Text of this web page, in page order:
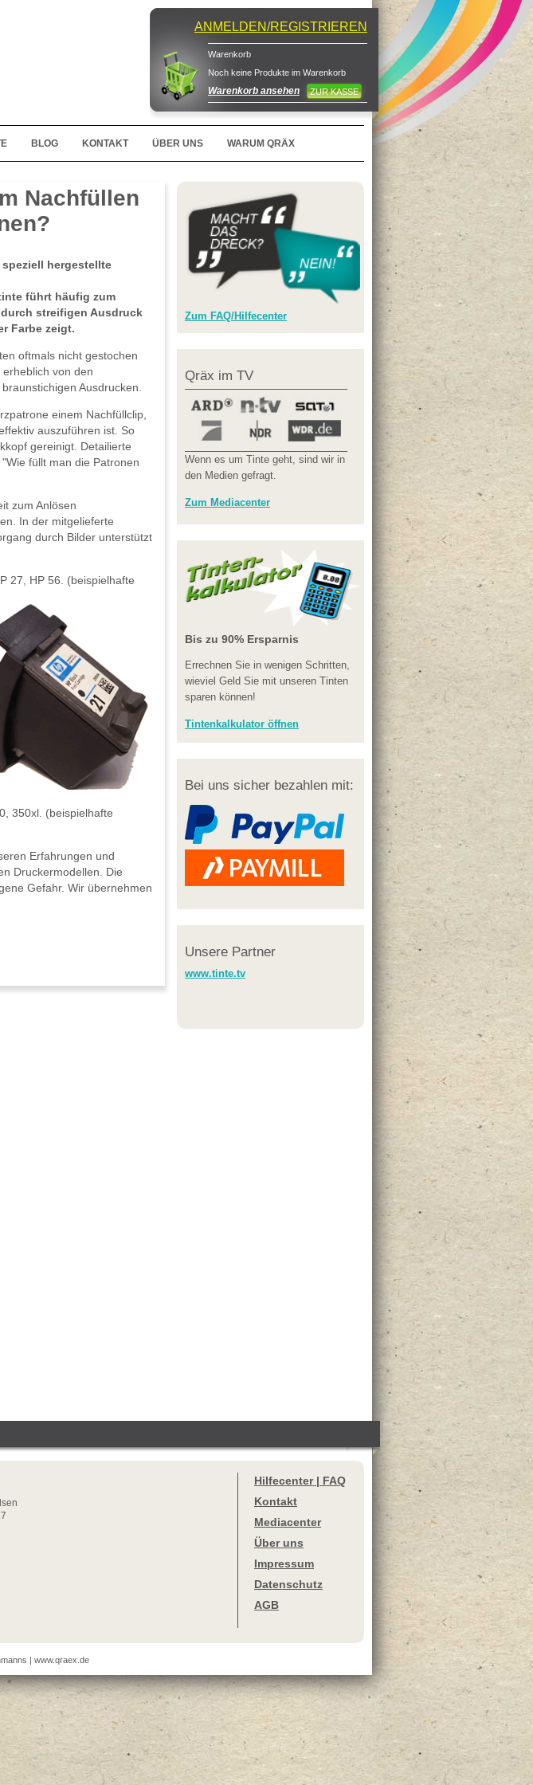
ANMELDEN/REGISTRIEREN
Warenkorb
Noch keine Produkte im Warenkorb
Warenkorb ansehen ZUR KASSE
BLOG KONTAKT ÜBER UNS WARUM QRÄX
Nachfüllen
hergestellte
führt häufig zum
streifigen Ausdruck
Farbe zeigt.
oftmals nicht gestochen
von den
Ausdrucken.
einem Nachfüllclip,
auszuführen ist. So
gereinigt. Detailierte
füllt man die Patronen
zum Anlösen
In der mitgelieferte
durch Bilder unterstützt
27, HP 56. (beispielhafte
350xl. (beispielhafte
Erfahrungen und
Druckermodellen. Die
Gefahr. Wir übernehmen
Zum FAQ/Hilfecenter
Qräx im TV
Wenn es um Tinte geht, sind wir in
den Medien gefragt.
Zum Mediacenter
Bis zu 90% Ersparnis
Errechnen Sie in wenigen Schritten,
wieviel Geld Sie mit unseren Tinten
sparen können!
Tintenkalkulator öffnen
Bei uns sicher bezahlen mit:
Unsere Partner
www.tinte.tv
Hilfecenter | FAQ
Kontakt
Mediacenter
Über uns
Impressum
Datenschutz
AGB
| www.qraex.de